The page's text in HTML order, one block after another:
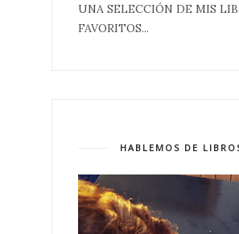
UNA SELECCIÓN DE MIS
FAVORITOS...
HABLEMOS DE